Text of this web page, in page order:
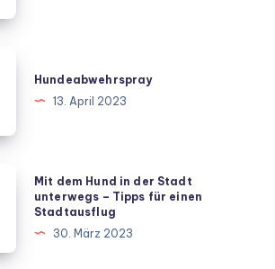
Hundeabwehrspray
13. April 2023
Mit dem Hund in der Stadt
unterwegs – Tipps für einen
Stadtausflug
30. März 2023